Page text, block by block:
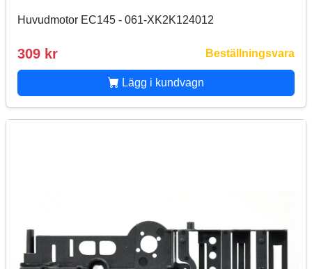
Huvudmotor EC145 - 061-XK2K124012
309 kr Beställningsvara
Lägg i kundvagn